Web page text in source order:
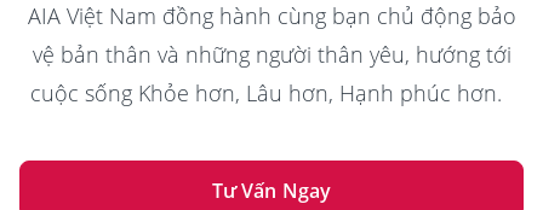
AIA Việt Nam đồng hành cùng bạn chủ động bảo
vệ bản thân và những người thân yêu, hướng tới
cuộc sống Khỏe hơn, Lâu hơn, Hạnh phúc hơn.
Tư Vấn Ngay